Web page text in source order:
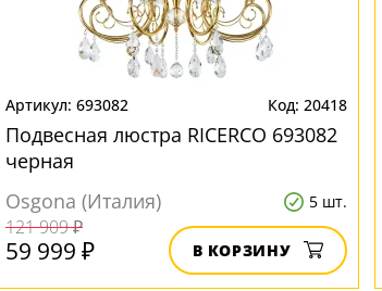
693082 20418
Подвесная люстра RICERCO 693082
черная
Osgona (Италия)
5 шт.
121 909 ₽
59 999 ₽ В КОРЗИНУ